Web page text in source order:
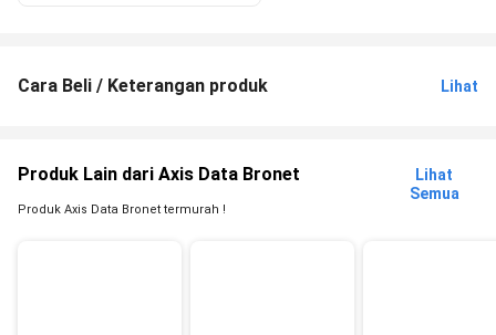
Cara Beli / Keterangan produk Lihat
Produk Lain dari Axis Data Bronet
Lihat
Semua
Produk Axis Data Bronet termurah !